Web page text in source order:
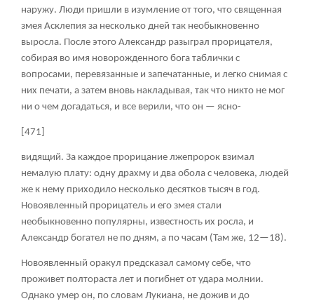
наружу. Люди пришли в изумление от того, что священная
змея Асклепия за несколько дней так необыкновенно
выросла. После этого Александр разыграл прорицателя,
собирая во имя новорожденного бога таблички с
вопросами, перевязанные и запечатанные, и легко снимая с
них печати, а затем вновь накладывая, так что никто не мог
ни о чем догадаться, и все верили, что он — ясно-
[471]
видящий. За каждое прорицание лжепророк взимал
немалую плату: одну драхму и два обола с человека, людей
же к нему приходило несколько десятков тысяч в год.
Новоявленный прорицатель и его змея стали
необыкновенно популярны, известность их росла, и
Александр богател не по дням, а по часам (Там же, 12—18).
Новоявленный оракул предсказал самому себе, что
проживет полтораста лет и погибнет от удара молнии.
Однако умер он, по словам Лукиана, не дожив и до